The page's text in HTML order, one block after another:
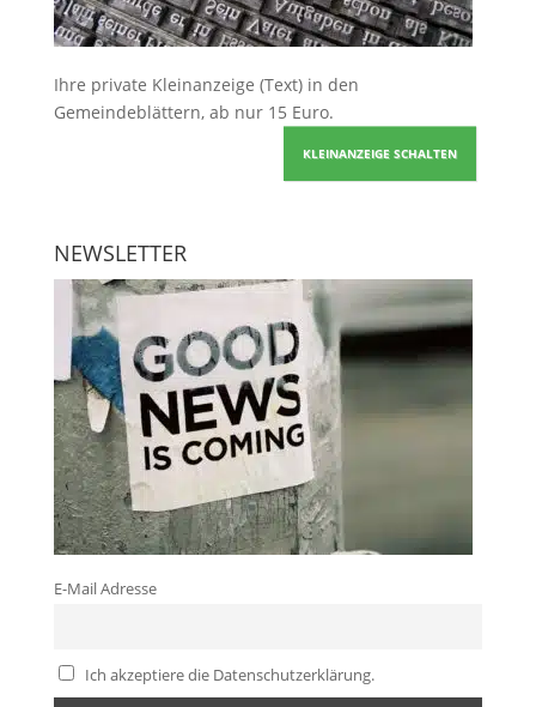
Ihre private Kleinanzeige (Text) in den
Gemeindeblättern, ab nur 15 Euro.
KLEINANZEIGE SCHALTEN
NEWSLETTER
E-Mail Adresse
Ich akzeptiere die Datenschutzerklärung.